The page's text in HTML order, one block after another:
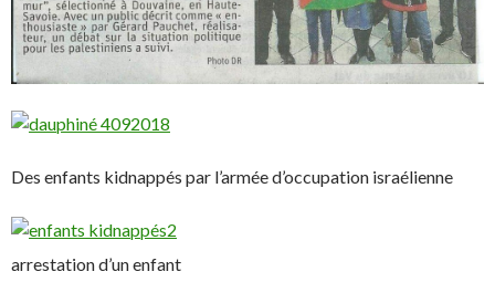
Des enfants kidnappés par l’armée d’occupation israélienne
arrestation d’un enfant